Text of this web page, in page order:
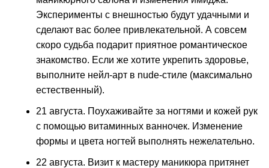
Эксперименты с внешностью будут удачными и
сделают вас более привлекательной. А совсем
скоро судьба подарит приятное романтическое
знакомство. Если же хотите укрепить здоровье,
выполните нейл-арт в nude-стиле (максимально
естественный).
21 августа. Поухаживайте за ногтями и кожей рук
с помощью витаминных ванночек. Изменение
формы и цвета ногтей выполнять нежелательно.
22 августа. Визит к мастеру маникюра притянет